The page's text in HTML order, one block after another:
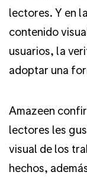
lectores. Y en
contenido
usuarios, la
adoptar una
Amazeen
lectores les
visual de los
hechos,